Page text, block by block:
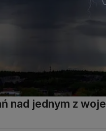
nad jednym z